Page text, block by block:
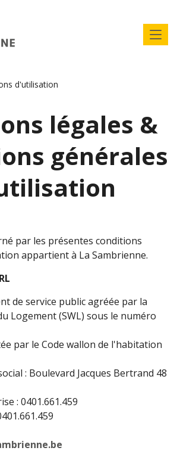
d'utilisation
légales &
générales
par les présentes conditions
appartient à La Sambrienne.
de service public agréée par la
Logement (SWL) sous le numéro
par le Code wallon de l'habitation
: Boulevard Jacques Bertrand 48
: 0401.661.459